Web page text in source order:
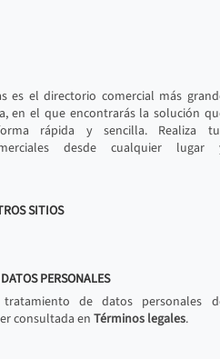
es el directorio comercial más
en el que encontrarás la solución
rápida y sencilla. Realiza
desde cualquier lugar
SITIOS
PERSONALES
de datos personales
consultada en Términos legales.